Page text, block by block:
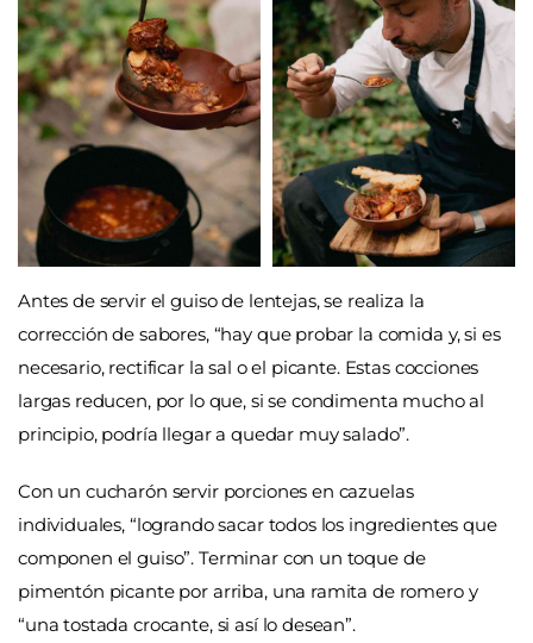
Antes de servir el guiso de lentejas, se realiza la
corrección de sabores, “hay que probar la comida y, si es
necesario, rectificar la sal o el picante. Estas cocciones
largas reducen, por lo que, si se condimenta mucho al
principio, podría llegar a quedar muy salado”.
Con un cucharón servir porciones en cazuelas
individuales, “logrando sacar todos los ingredientes que
componen el guiso”. Terminar con un toque de
pimentón picante por arriba, una ramita de romero y
“una tostada crocante, si así lo desean”.